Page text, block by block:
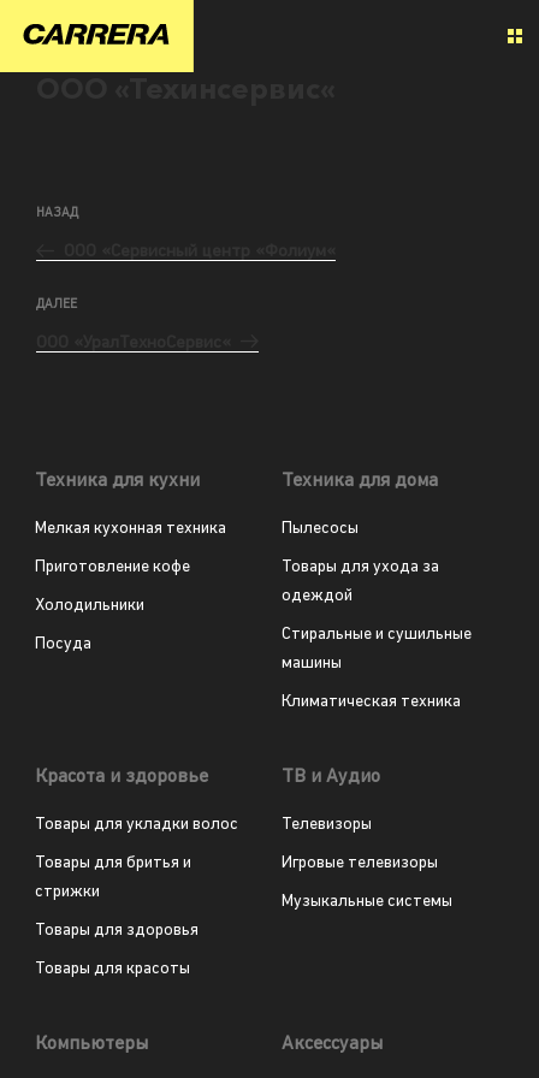
НАЗАД
ДАЛЕЕ
Техника для кухни
Мелкая кухонная техника
Приготовление кофе
Холодильники
Посуда
Техника для дома
Пылесосы
Товары для ухода за
одеждой
Стиральные и сушильные
машины
Климатическая техника
Красота и здоровье
Товары для укладки волос
Товары для бритья и
стрижки
Товары для здоровья
Товары для красоты
ТВ и Аудио
Телевизоры
Игровые телевизоры
Музыкальные системы
Компьютеры Аксессуары